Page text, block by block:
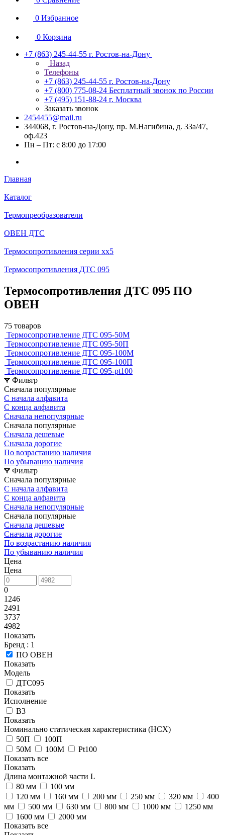
0 Избранное
0 Корзина
+7 (863) 245-44-55 г. Ростов-на-Дону
Назад
Телефоны
+7 (863) 245-44-55 г. Ростов-на-Дону
+7 (800) 775-08-24 Бесплатный звонок по России
+7 (495) 151-88-24 г. Москва
Заказать звонок
2454455@mail.ru
344068, г. Ростов-на-Дону, пр. М.Нагибина, д. 33а/47,
оф.423
Пн – Пт: с 8:00 до 17:00
Главная
Каталог
Термопреобразователи
ОВЕН ДТС
Термосопротивления серии хх5
Термосопротивления ДТС 095
Термосопротивления ДТС 095 ПО
ОВЕН
75 товаров
Термосопротивление ДТС 095-50М
Термосопротивление ДТС 095-50П
Термосопротивление ДТС 095-100М
Термосопротивление ДТС 095-100П
Термосопротивление ДТС 095-pt100
Фильтр
Сначала популярные
С начала алфавита
С конца алфавита
Сначала непопулярные
Сначала популярные
Сначала дешевые
Сначала дорогие
По возрастанию наличия
По убыванию наличия
Фильтр
Сначала популярные
С начала алфавита
С конца алфавита
Сначала непопулярные
Сначала популярные
Сначала дешевые
Сначала дорогие
По возрастанию наличия
По убыванию наличия
Цена
Цена
0
1246
2491
3737
4982
Показать
Бренд : 1
ПО ОВЕН
Показать
Модель
ДТС095
Показать
Исполнение
В3
Показать
Номинально статическая характеристика (НСХ)
50П
100П
50М
100М
Pt100
Показать все
Показать
Длина монтажной части L
80 мм
100 мм
120 мм
160 мм 200 мм 250 мм 320 мм
400
мм
500 мм 630 мм 800 мм 1000 мм
1250 мм
1600 мм
2000 мм
Показать все